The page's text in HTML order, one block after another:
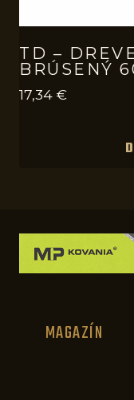
TD –
BRÚSENÝ
17,34 €
MAGAZÍN